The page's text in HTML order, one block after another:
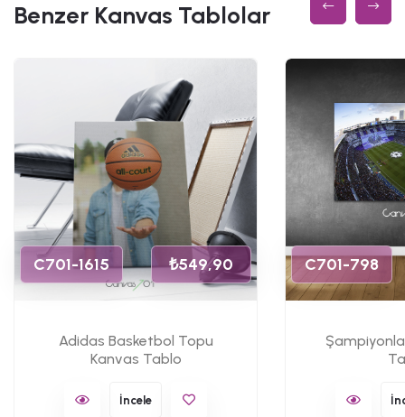
Benzer Kanvas Tablolar
C701-1615 ₺549,90
Adidas Basketbol Topu
Kanvas Tablo
İncele
C701-798